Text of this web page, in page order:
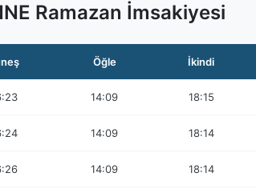
Ramazan İmsakiyesi
Öğle İkindi
14:09 18:15
14:09 18:14
14:09 18:14